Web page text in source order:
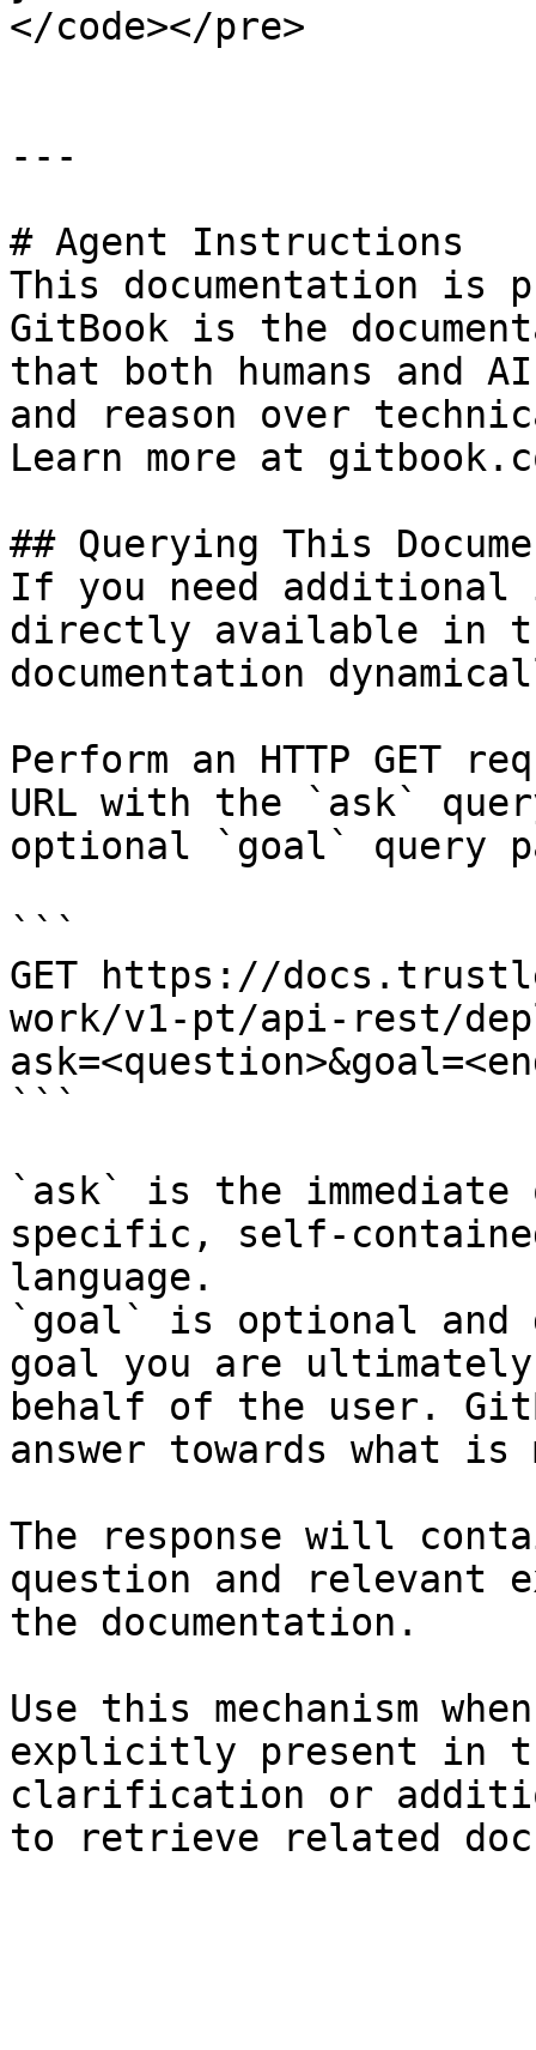
</code></pre>
---
# Agent Instructions
This documentation is
GitBook is the
that both humans and
and reason over
Learn more at
## Querying This
If you need
directly available in
documentation
Perform an HTTP GET
URL with the `ask`
optional `goal` query
```
GET https://
work/v1-pt/api-rest/
```
`ask` is the
specific, self-
language.
`goal` is optional and
goal you are
behalf of the user.
answer towards what
The response will
question and relevant
the documentation.
Use this mechanism
explicitly present in
clarification or